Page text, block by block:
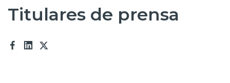
Nosotros
Titulares de prensa